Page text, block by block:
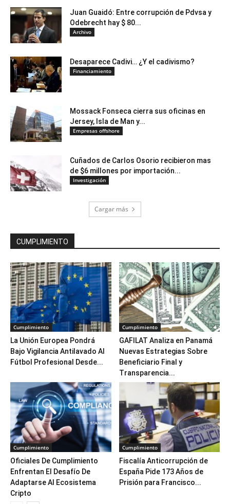
Juan Guaidó: Entre corrupción de Pdvsa y
Odebrecht hay $ 80...
Archivo
Desaparece Cadivi… ¿Y el cadivismo?
Financiamiento
Mossack Fonseca cierra sus oficinas en
Jersey, Isla de Man y...
Empresas offshore
Cuñados de Carlos Osorio recibieron mas
de $6 millones por importación...
Investigación
Cargar más
CUMPLIMIENTO
Cumplimiento
La Unión Europea Pondrá
Bajo Vigilancia Antilavado Al
Fútbol Profesional Desde...
Cumplimiento
GAFILAT Analiza en Panamá
Nuevas Estrategias Sobre
Beneficiario Final y
Transparencia...
Cumplimiento
Oficiales De Cumplimiento
Enfrentan El Desafío De
Adaptarse Al Ecosistema
Cripto
Cumplimiento
Fiscalía Anticorrupción de
España Pide 173 Años de
Prisión para Francisco...